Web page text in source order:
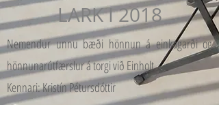
LARK I 2018
Nemendur unnu bæði hönnun á einkagarði og
hönnunarútfærslur á torgi við Einholt
Kennari: Kristín Pétursdóttir